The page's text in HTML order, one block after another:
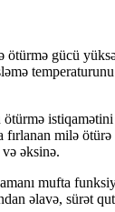
ötürmə gücü
ötürmə
milə
əksinə.
mufta
əlavə, sürət